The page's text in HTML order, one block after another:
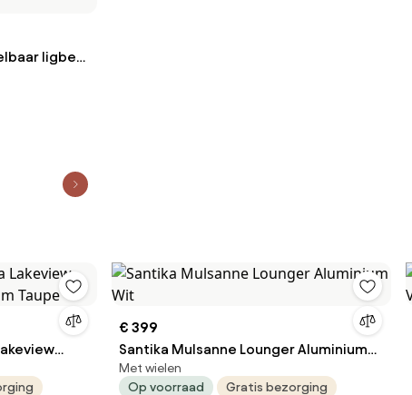
ligbed
Bruin |
Taupe
€ 399
Santika Mulsanne Lounger Aluminium
Wit
Met wielen
Op voorraad
Gratis bezorging